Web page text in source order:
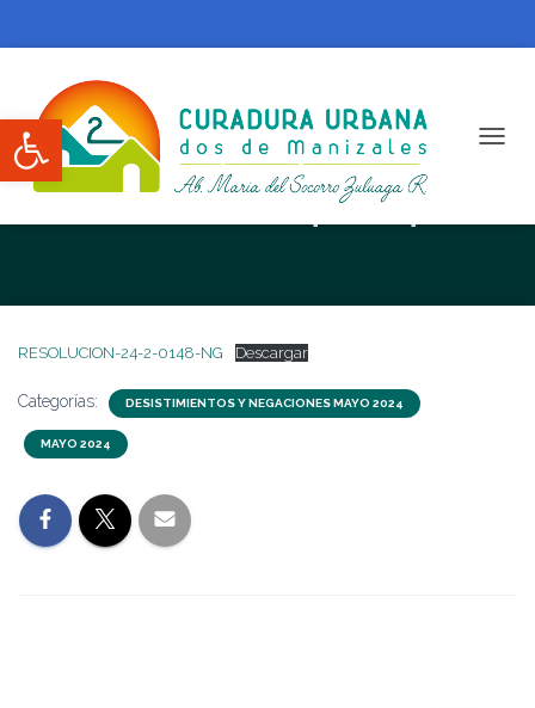
Abrir barra de herramientas
RESOLUCION N. 24-2-0148-NG
RESOLUCION-24-2-0148-NG Descargar
Categorías: DESISTIMIENTOS Y NEGACIONES MAYO 2024
MAYO 2024